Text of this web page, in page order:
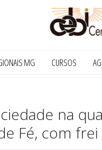
MG CURSOS
na
Fé, com